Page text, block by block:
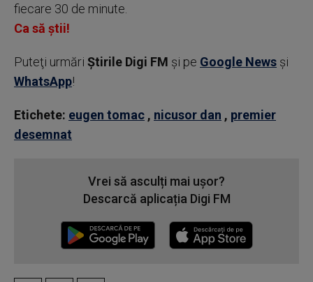
fiecare 30 de minute.
Ca să știi!
Puteţi urmări Știrile Digi FM şi pe Google News şi
WhatsApp!
Etichete: eugen tomac , nicusor dan , premier
desemnat
Vrei să asculți mai ușor?
Descarcă aplicația Digi FM